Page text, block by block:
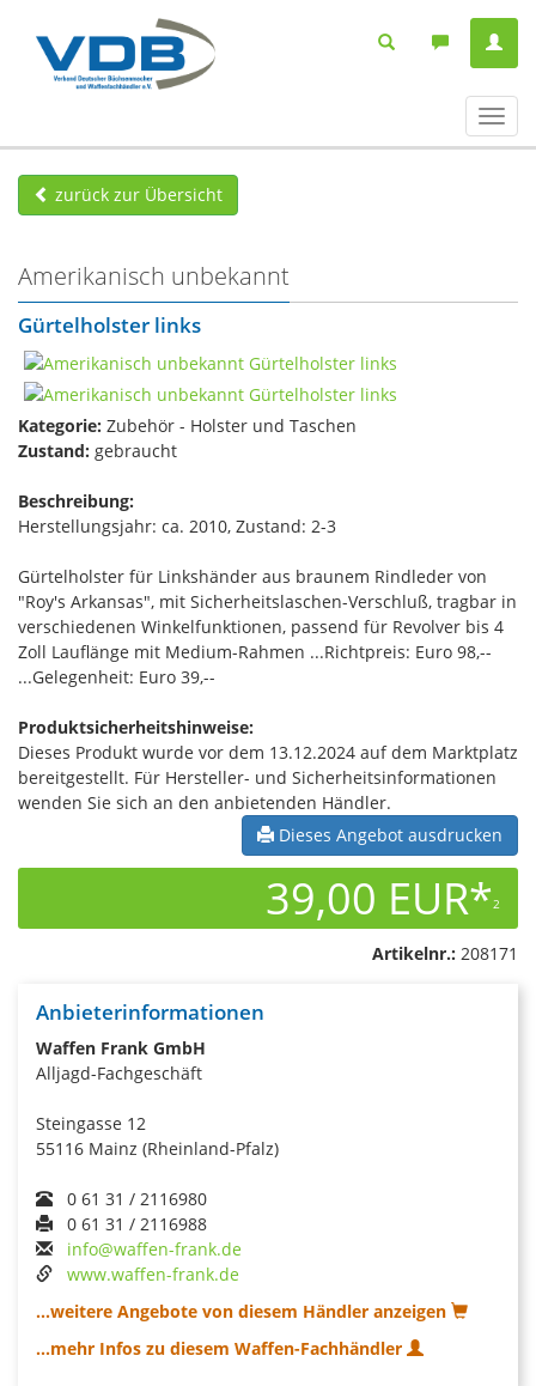
ein-/
zurück zur Übersicht
Amerikanisch unbekannt
Gürtelholster links
Kategorie: Zubehör - Holster und Taschen
Zustand: gebraucht
Beschreibung:
Herstellungsjahr: ca. 2010, Zustand: 2-3
Gürtelholster für Linkshänder aus braunem Rindleder von
"Roy's Arkansas", mit Sicherheitslaschen-Verschluß, tragbar in
verschiedenen Winkelfunktionen, passend für Revolver bis 4
Zoll Lauflänge mit Medium-Rahmen ...Richtpreis: Euro 98,--
...Gelegenheit: Euro 39,--
Produktsicherheitshinweise:
Dieses Produkt wurde vor dem 13.12.2024 auf dem Marktplatz
bereitgestellt. Für Hersteller- und Sicherheitsinformationen
wenden Sie sich an den anbietenden Händler.
Dieses Angebot ausdrucken
39,00 EUR*2
Artikelnr.: 208171
Anbieterinformationen
Waffen Frank GmbH
Alljagd-Fachgeschäft
Steingasse 12
55116 Mainz (Rheinland-Pfalz)
0 61 31 / 2116980
0 61 31 / 2116988
info@waffen-frank.de
www.waffen-frank.de
...weitere Angebote von diesem Händler anzeigen
...mehr Infos zu diesem Waffen-Fachhändler